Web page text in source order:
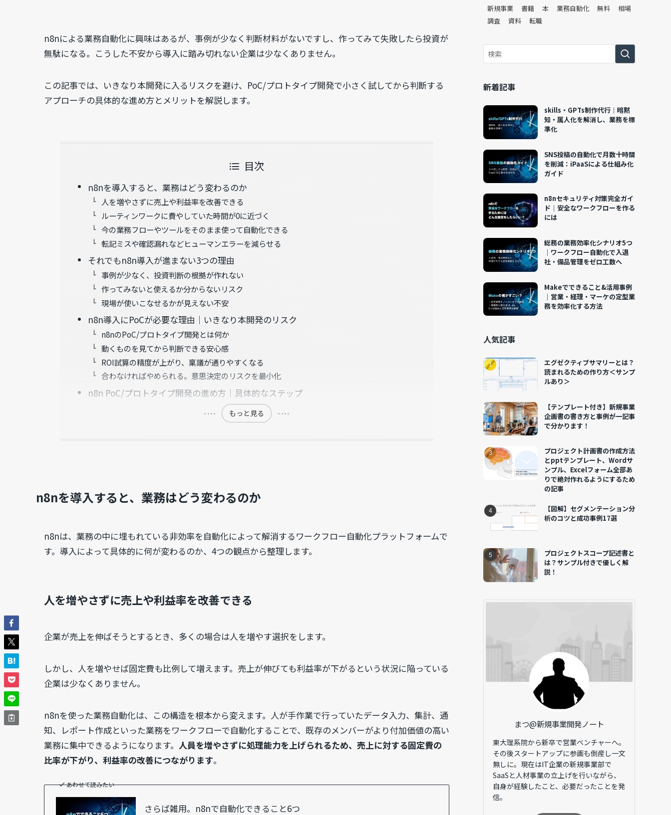
n8nによる業務自動化に興味はあるが、事例が少なく判断材料がないですし、作ってみて失敗したら投資が
無駄になる。こうした不安から導入に踏み切れない企業は少なくありません。
この記事では、いきなり本開発に入るリスクを避け、PoC/プロトタイプ開発で小さく試してから判断する
アプローチの具体的な進め方とメリットを解説します。
目次
n8nを導入すると、業務はどう変わるのか
人を増やさずに売上や利益率を改善できる
ルーティンワークに費やしていた時間が0に近づく
今の業務フローやツールをそのまま使って自動化できる
転記ミスや確認漏れなどヒューマンエラーを減らせる
それでもn8n導入が進まない3つの理由
事例が少なく、投資判断の根拠が作れない
作ってみないと使えるか分からないリスク
現場が使いこなせるかが見えない不安
n8n導入にPoCが必要な理由｜いきなり本開発のリスク
n8nのPoC/プロトタイプ開発とは何か
動くものを見てから判断できる安心感
ROI試算の精度が上がり、稟議が通りやすくなる
合わなければやめられる。意思決定のリスクを最小化
n8n PoC/プロトタイプ開発の進め方｜具体的なステップ
もっと見る
n8nを導入すると、業務はどう変わるのか
n8nは、業務の中に埋もれている非効率を自動化によって解消するワークフロー自動化プラットフォームで
す。導入によって具体的に何が変わるのか、4つの観点から整理します。
人を増やさずに売上や利益率を改善できる
企業が売上を伸ばそうとするとき、多くの場合は人を増やす選択をします。
しかし、人を増やせば固定費も比例して増えます。売上が伸びても利益率が下がるという状況に陥っている
企業は少なくありません。
n8nを使った業務自動化は、この構造を根本から変えます。人が手作業で行っていたデータ入力、集計、通
知、レポート作成といった業務をワークフローで自動化することで、既存のメンバーがより付加価値の高い
業務に集中できるようになります。 人員を増やさずに処理能力を上げられるため、売上に対する固定費の
比率が下がり、利益率の改善につながります。
あわせて読みたい
さらば雑用。n8nで自動化できること6つ
新規事業
書籍 本 業務自動化 無料
相場
調査
資料 転職
新着記事
skills・GPTs制作代行｜暗黙
知・属人化を解消し、業務を標
準化
SNS投稿の自動化で月数十時間
を削減：iPaaSによる仕組み化
ガイド
n8nセキュリティ対策完全ガイ
ド｜安全なワークフローを作る
には
総務の業務効率化シナリオ5つ
｜ワークフロー自動化で入退
社・備品管理をゼロ工数へ
Makeでできること&活用事例
｜営業・経理・マーケの定型業
務を効率化する方法
人気記事
エグゼクティブサマリーとは？
読まれるための作り方＜サンプ
ルあり＞
【テンプレート付き】新規事業
企画書の書き方と事例が一記事
で分かります！
プロジェクト計画書の作成方法
とpptテンプレート、Wordサ
ンプル、Excelフォーム全部あ
りで絶対作れるようにするため
の記事
【図解】セグメンテーション分
析のコツと成功事例17選
プロジェクトスコープ記述書と
は？サンプル付きで優しく解
説！
まつ@新規事業開発ノート
東大理系院から新卒で営業ベンチャーへ。
その後スタートアップに参画も倒産し一文
無しに。現在はIT企業の新規事業部で
SaaSと人材事業の立上げを行いながら、
自身が経験したこと、必要だったことを発
信。